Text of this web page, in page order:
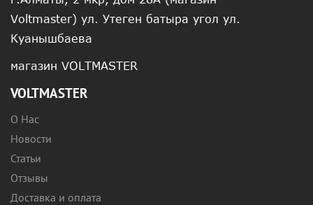
Voltmaster) ул. Утеген батыра угол ул.
Куанышбаева
магазин VOLTMASTER
VOLTMASTER
О Нас
Новости
Статьи
Отзывы
Доставка и оплата